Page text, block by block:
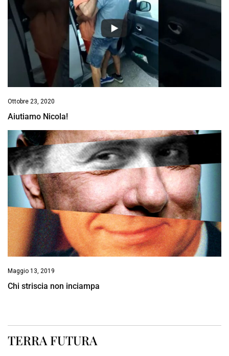
Ottobre 23, 2020
Aiutiamo Nicola!
Maggio 13, 2019
Chi striscia non inciampa
TERRA FUTURA